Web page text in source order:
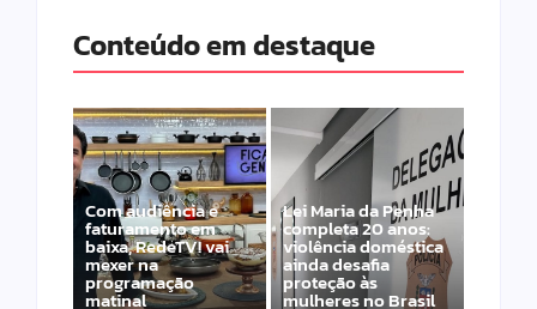
Conteúdo em destaque
Com audiência e
faturamento em
baixa, RedeTV! vai
mexer na
programação
matinal
Lei Maria da Penha
completa 20 anos:
violência doméstica
ainda desafia
proteção às
mulheres no Brasil